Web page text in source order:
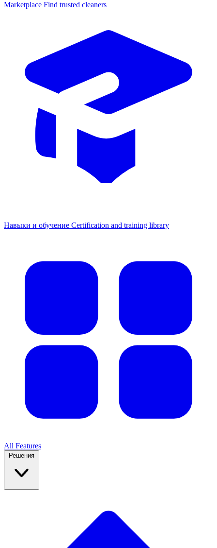
Marketplace Find trusted cleaners
Навыки и обучение Certification and training library
All Features